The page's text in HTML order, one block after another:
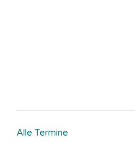
Alle Termine